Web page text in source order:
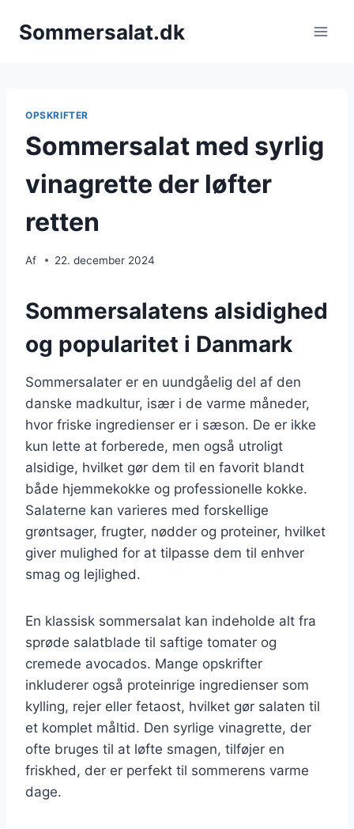
Sommersalat.dk
OPSKRIFTER
Sommersalat med syrlig
vinagrette der løfter
retten
Af 22. december 2024
Sommersalatens alsidighed
og popularitet i Danmark
Sommersalater er en uundgåelig del af den
danske madkultur, især i de varme måneder,
hvor friske ingredienser er i sæson. De er ikke
kun lette at forberede, men også utroligt
alsidige, hvilket gør dem til en favorit blandt
både hjemmekokke og professionelle kokke.
Salaterne kan varieres med forskellige
grøntsager, frugter, nødder og proteiner, hvilket
giver mulighed for at tilpasse dem til enhver
smag og lejlighed.
En klassisk sommersalat kan indeholde alt fra
sprøde salatblade til saftige tomater og
cremede avocados. Mange opskrifter
inkluderer også proteinrige ingredienser som
kylling, rejer eller fetaost, hvilket gør salaten til
et komplet måltid. Den syrlige vinagrette, der
ofte bruges til at løfte smagen, tilføjer en
friskhed, der er perfekt til sommerens varme
dage.